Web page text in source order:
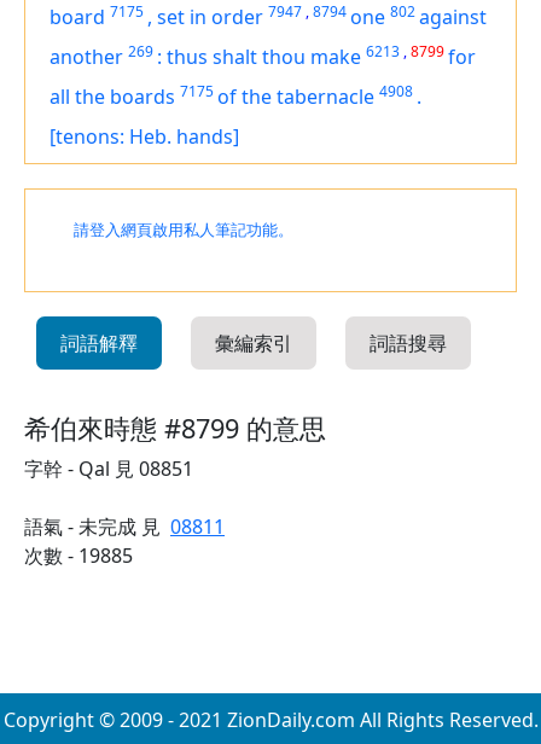
board 7175 , set in order 7947 ,8794one 802against
another 269 : thus shalt thou make 6213 ,8799for
all the boards 7175of the tabernacle 4908 .
[tenons: Heb. hands]
請登入網頁啟用私人筆記功能。
詞語解釋 彙編索引 詞語搜尋
希伯來時態 #8799 的意思
字幹 - Qal 見 08851
語氣 - 未完成 見 08811
次數 - 19885
Copyright © 2009 - 2021 ZionDaily.com All Rights Reserved.